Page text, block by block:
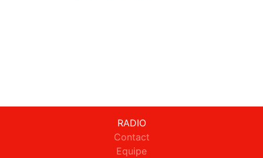
RADIO
Contact
Equipe